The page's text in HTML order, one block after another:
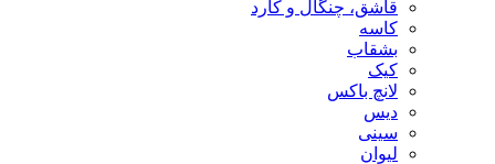
قاشق، چنگال و کارد
کاسه
بشقاب
کیک
لانچ باکس
دیس
سینی
لیوان